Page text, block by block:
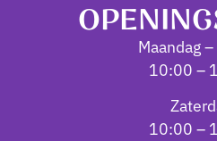
Maandag
10:00 –
10:00 –